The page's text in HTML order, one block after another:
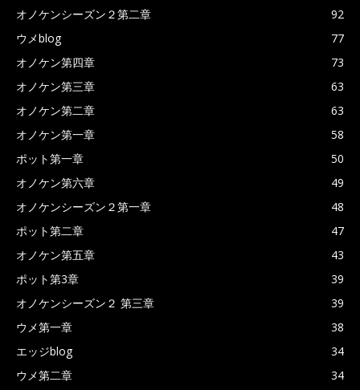
オノケンシーズン２第二章
92
ウメblog
77
オノケン第四章
73
オノケン第三章
63
オノケン第二章
63
オノケン第一章
58
ポット第一章
50
オノケン第六章
49
オノケンシーズン２第一章
48
ポット第二章
47
オノケン第五章
43
ポット第3章
39
オノケンシーズン２ 第三章
39
ウメ第一章
38
エッジblog
34
ウメ第二章
34